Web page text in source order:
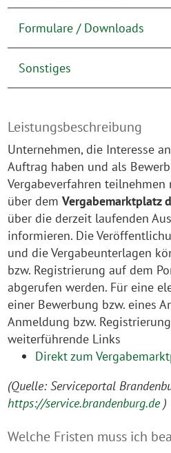
Formulare / Downloads
Sonstiges
Leistungsbeschreibung
Unternehmen, die Interesse
Auftrag haben und als
Vergabeverfahren
über demVergabemarktplatz
über die derzeit laufenden
informieren. Die
und die Vergabeunterlagen
bzw. Registrierung auf dem
abgerufen werden. Für eine
einer Bewerbung bzw. eines
Anmeldung bzw.
weiterführende Links
Direkt zum
(Quelle: Serviceportal
https://service.brandenburg.de)
Welche Fristen muss ich